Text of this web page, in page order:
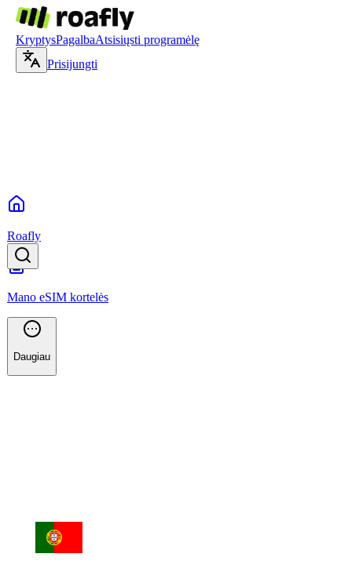
KryptysPagalbaAtsisiųsti programėlę
Prisijungti
Roafly
Mano eSIM kortelės
Daugiau